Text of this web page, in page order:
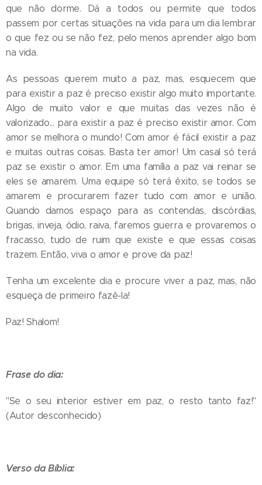
que não dorme. Dá a todos ou permite que todos
passem por certas situações na vida para um dia lembrar
o que fez ou se não fez, pelo menos aprender algo bom
na vida.
As pessoas querem muito a paz, mas, esquecem que
para existir a paz é preciso existir algo muito importante.
Algo de muito valor e que muitas das vezes não é
valorizado... para existir a paz é preciso existir amor. Com
amor se melhora o mundo! Com amor é fácil existir a paz
e muitas outras coisas. Basta ter amor! Um casal só terá
paz se existir o amor. Em uma família a paz vai reinar se
eles se amarem. Uma equipe só terá êxito, se todos se
amarem e procurarem fazer tudo com amor e união.
Quando damos espaço para as contendas, discórdias,
brigas, inveja, ódio, raiva, faremos guerra e provaremos o
fracasso, tudo de ruim que existe e que essas coisas
trazem. Então, viva o amor e prove da paz!
Tenha um excelente dia e procure viver a paz, mas, não
esqueça de primeiro fazê-la!
Paz! Shalom!
Frase do dia:
"Se o seu interior estiver em paz, o resto tanto faz!"
(Autor desconhecido)
Verso da Bíblia: